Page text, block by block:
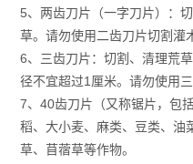
5、两齿刀片（一字刀片）：
草。请勿使用二齿刀片切割灌
6、三齿刀片：切割、清理荒
径不宜超过1厘米。请勿使用
7、40齿刀片（又称锯片，包
稻、大小麦、麻类、豆类、油
草、苜蓿草等作物。